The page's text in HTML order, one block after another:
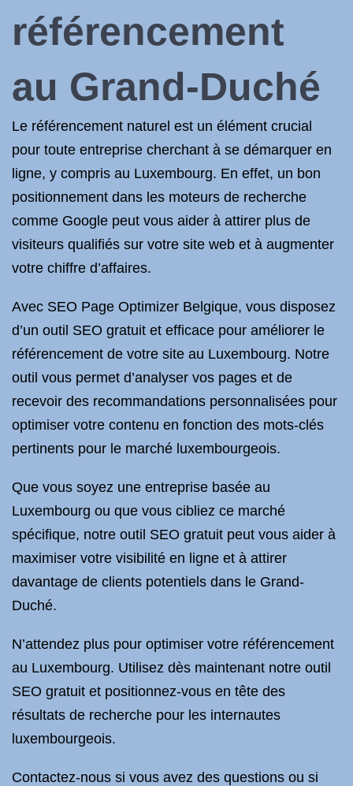
référencement
au Grand-Duché
Le référencement naturel est un élément crucial
pour toute entreprise cherchant à se démarquer en
ligne, y compris au Luxembourg. En effet, un bon
positionnement dans les moteurs de recherche
comme Google peut vous aider à attirer plus de
visiteurs qualifiés sur votre site web et à augmenter
votre chiffre d’affaires.
Avec SEO Page Optimizer Belgique, vous disposez
d’un outil SEO gratuit et efficace pour améliorer le
référencement de votre site au Luxembourg. Notre
outil vous permet d’analyser vos pages et de
recevoir des recommandations personnalisées pour
optimiser votre contenu en fonction des mots-clés
pertinents pour le marché luxembourgeois.
Que vous soyez une entreprise basée au
Luxembourg ou que vous cibliez ce marché
spécifique, notre outil SEO gratuit peut vous aider à
maximiser votre visibilité en ligne et à attirer
davantage de clients potentiels dans le Grand-
Duché.
N’attendez plus pour optimiser votre référencement
au Luxembourg. Utilisez dès maintenant notre outil
SEO gratuit et positionnez-vous en tête des
résultats de recherche pour les internautes
luxembourgeois.
Contactez-nous si vous avez des questions ou si